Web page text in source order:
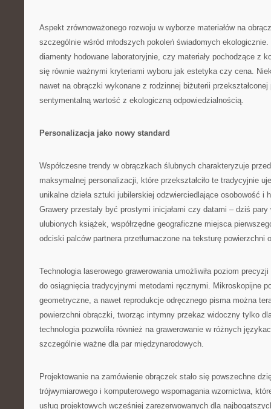
Aspekt zrównoważonego rozwoju w wyborze materiałów na
szczególnie wśród młodszych pokoleń świadomych
diamenty hodowane laboratoryjnie, czy materiały pochodzące z
się równie ważnymi kryteriami wyboru jak estetyka czy cena.
nawet na obrączki wykonane z rodzinnej biżuterii
sentymentalną wartość z ekologiczną odpowiedzialnością.
Personalizacja jako nowy standard
Współczesne trendy w obrączkach ślubnych charakteryzuje
maksymalnej personalizacji, które przekształciło te tradycyjnie
unikalne dzieła sztuki jubilerskiej odzwierciedlające osobowość i
Grawery przestały być prostymi inicjałami czy datami – dziś
ulubionych książek, współrzędne geograficzne miejsca
odciski palców partnera przetłumaczone na teksturę powierzchni
Technologia laserowego grawerowania umożliwiła poziom
do osiągnięcia tradycyjnymi metodami ręcznymi. Mikroskopijne
geometryczne, a nawet reprodukcje odręcznego pisma można
powierzchni obrączki, tworząc intymny przekaz widoczny tylko
technologia pozwoliła również na grawerowanie w różnych
szczególnie ważne dla par międzynarodowych.
Projektowanie na zamówienie obrączek stało się powszechne
trójwymiarowego i komputerowego wspomagania wzornictwa,
usług projektowych wcześniej zarezerwowanych dla